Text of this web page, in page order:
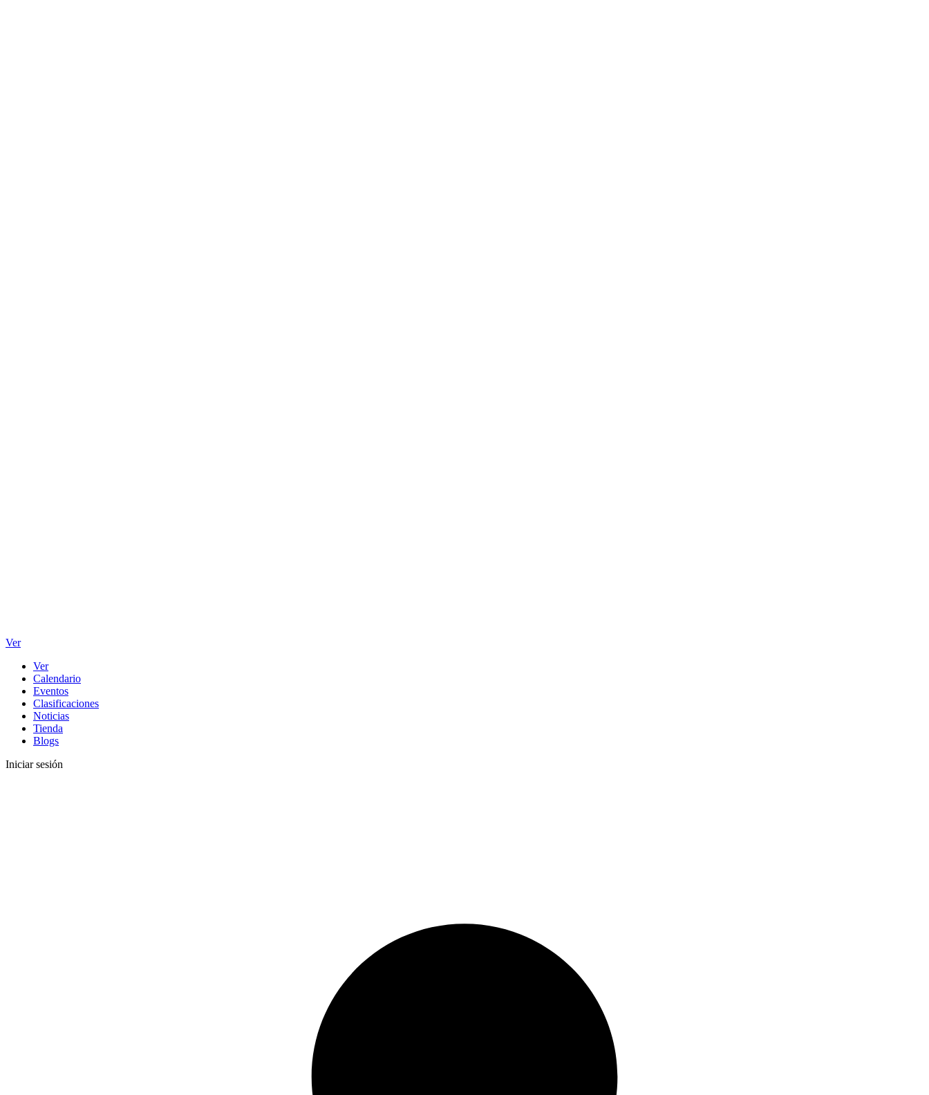
Ver
Ver
Calendario
Eventos
Clasificaciones
Noticias
Tienda
Blogs
Iniciar sesión